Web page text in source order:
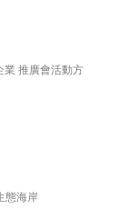
推廣會活動方
態海岸